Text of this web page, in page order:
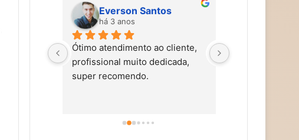
Everson Santos
há 3 anos
Ótimo atendimento ao cliente,
profissional muito dedicada,
super recomendo.